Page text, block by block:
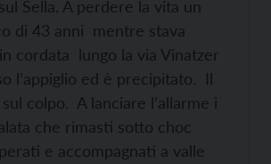
Sella. A perdere la vita un
di 43 anni mentre stava
cordata lungo la via Vinatzer
l’appiglio ed è precipitato. Il
colpo. A lanciare l’allarme i
che rimasti sotto choc
e accompagnati a valle